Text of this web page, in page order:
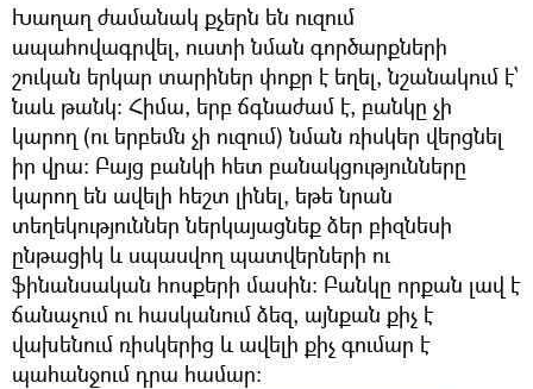
Խաղաղ ժամանակ քչերն են ուզում
ապահովագրվել, ուստի նման գործարքների
շուկան երկար տարիներ փոքր է եղել, նշանակում է՝
նաև թանկ։ Հիմա, երբ ճգնաժամ է, բանկը չի
կարող (ու երբեմն չի ուզում) նման ռիսկեր վերցնել
իր վրա։ Բայց բանկի հետ բանակցությունները
կարող են ավելի հեշտ լինել, եթե նրան
տեղեկություններ ներկայացնեք ձեր բիզնեսի
ընթացիկ և սպասվող պատվերների ու
ֆինանսական հոսքերի մասին: Բանկը որքան լավ է
ճանաչում ու հասկանում ձեզ, այնքան քիչ է
վախենում ռիսկերից և ավելի քիչ գումար է
պահանջում դրա համար։